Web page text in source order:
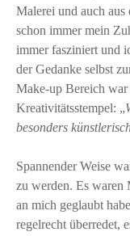
Malerei und auch
schon immer mein
immer fasziniert und
der Gedanke selbst
Make-up Bereich war
Kreativitätsstempel: „
besonders
Spannender Weise
zu werden. Es waren
an mich geglaubt
regelrecht überredet,